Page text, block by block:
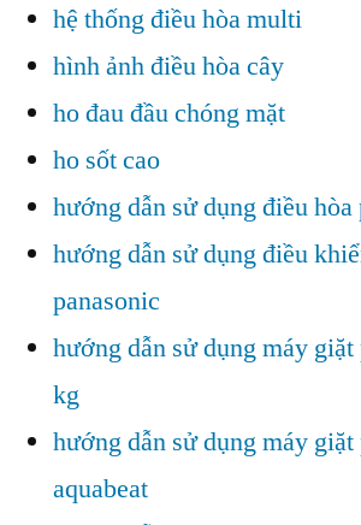
hệ thống điều hòa multi
hình ảnh điều hòa cây
ho đau đầu chóng mặt
ho sốt cao
hướng dẫn sử dụng điều hòa
hướng dẫn sử dụng điều
panasonic
hướng dẫn sử dụng máy
kg
hướng dẫn sử dụng máy giặt
aquabeat